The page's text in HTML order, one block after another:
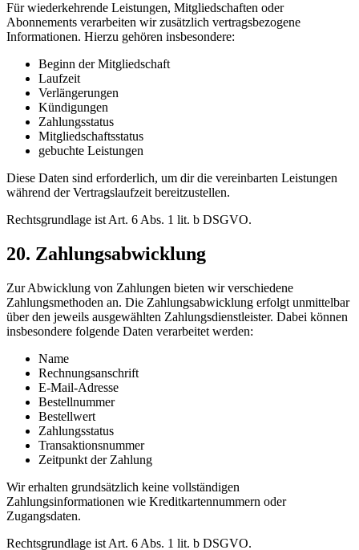
Für wiederkehrende Leistungen, Mitgliedschaften oder
Abonnements verarbeiten wir zusätzlich vertragsbezogene
Informationen. Hierzu gehören insbesondere:
Beginn der Mitgliedschaft
Laufzeit
Verlängerungen
Kündigungen
Zahlungsstatus
Mitgliedschaftsstatus
gebuchte Leistungen
Diese Daten sind erforderlich, um dir die vereinbarten Leistungen
während der Vertragslaufzeit bereitzustellen.
Rechtsgrundlage ist Art. 6 Abs. 1 lit. b DSGVO.
20. Zahlungsabwicklung
Zur Abwicklung von Zahlungen bieten wir verschiedene
Zahlungsmethoden an. Die Zahlungsabwicklung erfolgt unmittelbar
über den jeweils ausgewählten Zahlungsdienstleister. Dabei können
insbesondere folgende Daten verarbeitet werden:
Name
Rechnungsanschrift
E-Mail-Adresse
Bestellnummer
Bestellwert
Zahlungsstatus
Transaktionsnummer
Zeitpunkt der Zahlung
Wir erhalten grundsätzlich keine vollständigen
Zahlungsinformationen wie Kreditkartennummern oder
Zugangsdaten.
Rechtsgrundlage ist Art. 6 Abs. 1 lit. b DSGVO.